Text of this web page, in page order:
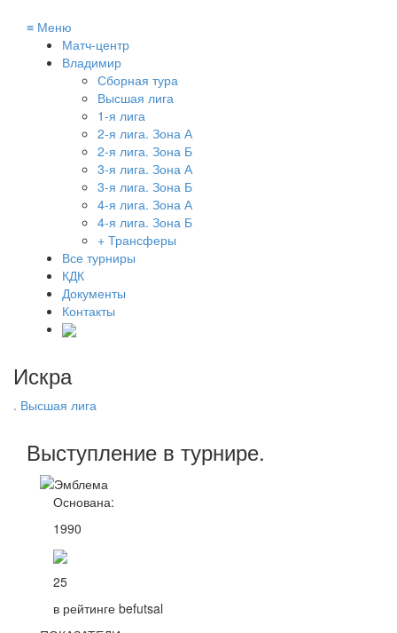
≡ Меню
Матч-центр
Владимир
Сборная тура
Высшая лига
1-я лига
2-я лига. Зона А
2-я лига. Зона Б
3-я лига. Зона А
3-я лига. Зона Б
4-я лига. Зона А
4-я лига. Зона Б
+ Трансферы
Все турниры
КДК
Документы
Контакты
Искра
. Высшая лига
Выступление в турнире.
Основана:
1990
25
в рейтинге befutsal